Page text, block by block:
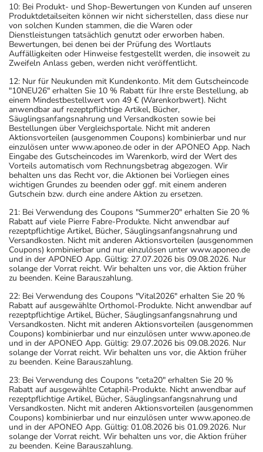
10: Bei Produkt- und Shop-Bewertungen von Kunden auf unseren
Produktdetailseiten können wir nicht sicherstellen, dass diese nur
von solchen Kunden stammen, die die Waren oder
Dienstleistungen tatsächlich genutzt oder erworben haben.
Bewertungen, bei denen bei der Prüfung des Wortlauts
Auffälligkeiten oder Hinweise festgestellt werden, die insoweit zu
Zweifeln Anlass geben, werden nicht veröffentlicht.
12: Nur für Neukunden mit Kundenkonto. Mit dem Gutscheincode
"10NEU26" erhalten Sie 10 % Rabatt für Ihre erste Bestellung, ab
einem Mindestbestellwert von 49 € (Warenkorbwert). Nicht
anwendbar auf rezeptpflichtige Artikel, Bücher,
Säuglingsanfangsnahrung und Versandkosten sowie bei
Bestellungen über Vergleichsportale. Nicht mit anderen
Aktionsvorteilen (ausgenommen Coupons) kombinierbar und nur
einzulösen unter www.aponeo.de oder in der APONEO App. Nach
Eingabe des Gutscheincodes im Warenkorb, wird der Wert des
Vorteils automatisch vom Rechnungsbetrag abgezogen. Wir
behalten uns das Recht vor, die Aktionen bei Vorliegen eines
wichtigen Grundes zu beenden oder ggf. mit einem anderen
Gutschein bzw. durch eine andere Aktion zu ersetzen.
21: Bei Verwendung des Coupons "Summer20" erhalten Sie 20 %
Rabatt auf viele Pierre Fabre-Produkte. Nicht anwendbar auf
rezeptpflichtige Artikel, Bücher, Säuglingsanfangsnahrung und
Versandkosten. Nicht mit anderen Aktionsvorteilen (ausgenommen
Coupons) kombinierbar und nur einzulösen unter www.aponeo.de
und in der APONEO App. Gültig: 27.07.2026 bis 09.08.2026. Nur
solange der Vorrat reicht. Wir behalten uns vor, die Aktion früher
zu beenden. Keine Barauszahlung.
22: Bei Verwendung des Coupons "Vital2026" erhalten Sie 20 %
Rabatt auf ausgewählte Orthomol-Produkte. Nicht anwendbar auf
rezeptpflichtige Artikel, Bücher, Säuglingsanfangsnahrung und
Versandkosten. Nicht mit anderen Aktionsvorteilen (ausgenommen
Coupons) kombinierbar und nur einzulösen unter www.aponeo.de
und in der APONEO App. Gültig: 29.07.2026 bis 09.08.2026. Nur
solange der Vorrat reicht. Wir behalten uns vor, die Aktion früher
zu beenden. Keine Barauszahlung.
23: Bei Verwendung des Coupons "ceta20" erhalten Sie 20 %
Rabatt auf ausgewählte Cetaphil-Produkte. Nicht anwendbar auf
rezeptpflichtige Artikel, Bücher, Säuglingsanfangsnahrung und
Versandkosten. Nicht mit anderen Aktionsvorteilen (ausgenommen
Coupons) kombinierbar und nur einzulösen unter www.aponeo.de
und in der APONEO App. Gültig: 01.08.2026 bis 01.09.2026. Nur
solange der Vorrat reicht. Wir behalten uns vor, die Aktion früher
zu beenden. Keine Barauszahlung.